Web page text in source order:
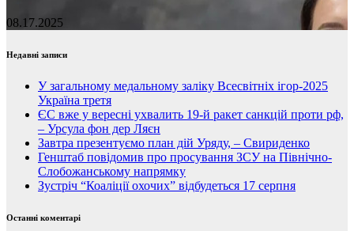
08.17.2025
Недавні записи
У загальному медальному заліку Всесвітніх ігор-2025
Україна третя
ЄС вже у вересні ухвалить 19-й ракет санкцій проти рф,
– Урсула фон дер Ляєн
Завтра презентуємо план дій Уряду, – Свириденко
Генштаб повідомив про просування ЗСУ на Північно-
Слобожанському напрямку
Зустріч “Коаліції охочих” відбудеться 17 серпня
Останні коментарі